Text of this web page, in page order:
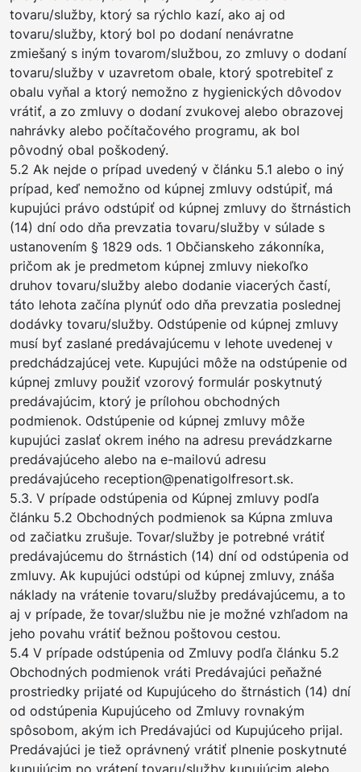
tovaru/služby, ktorý sa rýchlo kazí, ako aj od
tovaru/služby, ktorý bol po dodaní nenávratne
zmiešaný s iným tovarom/službou, zo zmluvy o dodaní
tovaru/služby v uzavretom obale, ktorý spotrebiteľ z
obalu vyňal a ktorý nemožno z hygienických dôvodov
vrátiť, a zo zmluvy o dodaní zvukovej alebo obrazovej
nahrávky alebo počítačového programu, ak bol
pôvodný obal poškodený.
5.2 Ak nejde o prípad uvedený v článku 5.1 alebo o iný
prípad, keď nemožno od kúpnej zmluvy odstúpiť, má
kupujúci právo odstúpiť od kúpnej zmluvy do štrnástich
(14) dní odo dňa prevzatia tovaru/služby v súlade s
ustanovením § 1829 ods. 1 Občianskeho zákonníka,
pričom ak je predmetom kúpnej zmluvy niekoľko
druhov tovaru/služby alebo dodanie viacerých častí,
táto lehota začína plynúť odo dňa prevzatia poslednej
dodávky tovaru/služby. Odstúpenie od kúpnej zmluvy
musí byť zaslané predávajúcemu v lehote uvedenej v
predchádzajúcej vete. Kupujúci môže na odstúpenie od
kúpnej zmluvy použiť vzorový formulár poskytnutý
predávajúcim, ktorý je prílohou obchodných
podmienok. Odstúpenie od kúpnej zmluvy môže
kupujúci zaslať okrem iného na adresu prevádzkarne
predávajúceho alebo na e-mailovú adresu
predávajúceho reception@penatigolfresort.sk.
5.3. V prípade odstúpenia od Kúpnej zmluvy podľa
článku 5.2 Obchodných podmienok sa Kúpna zmluva
od začiatku zrušuje. Tovar/služby je potrebné vrátiť
predávajúcemu do štrnástich (14) dní od odstúpenia od
zmluvy. Ak kupujúci odstúpi od kúpnej zmluvy, znáša
náklady na vrátenie tovaru/služby predávajúcemu, a to
aj v prípade, že tovar/službu nie je možné vzhľadom na
jeho povahu vrátiť bežnou poštovou cestou.
5.4 V prípade odstúpenia od Zmluvy podľa článku 5.2
Obchodných podmienok vráti Predávajúci peňažné
prostriedky prijaté od Kupujúceho do štrnástich (14) dní
od odstúpenia Kupujúceho od Zmluvy rovnakým
spôsobom, akým ich Predávajúci od Kupujúceho prijal.
Predávajúci je tiež oprávnený vrátiť plnenie poskytnuté
kupujúcim po vrátení tovaru/služby kupujúcim alebo